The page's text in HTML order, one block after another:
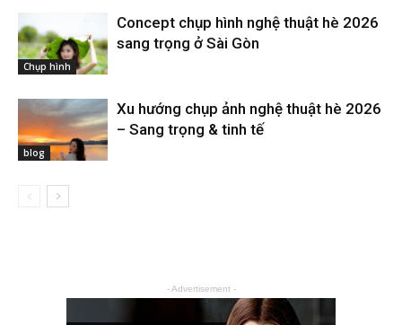
Chụp hình
Concept chụp hình nghệ thuật hè 2026
sang trọng ở Sài Gòn
blog
Xu hướng chụp ảnh nghệ thuật hè 2026
– Sang trọng & tinh tế
- Advertisement -